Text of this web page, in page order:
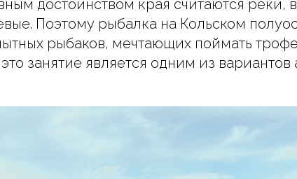
достоинством края считаются реки,
Поэтому рыбалка на Кольском
рыбаков, мечтающих поймать
занятие является одним из вариантов